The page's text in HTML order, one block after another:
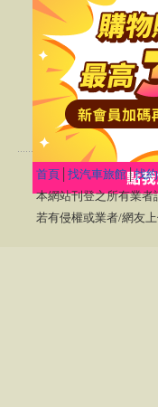
首頁 找汽車旅館│找
本網站刊登之所有業
若有侵權或業者/網友